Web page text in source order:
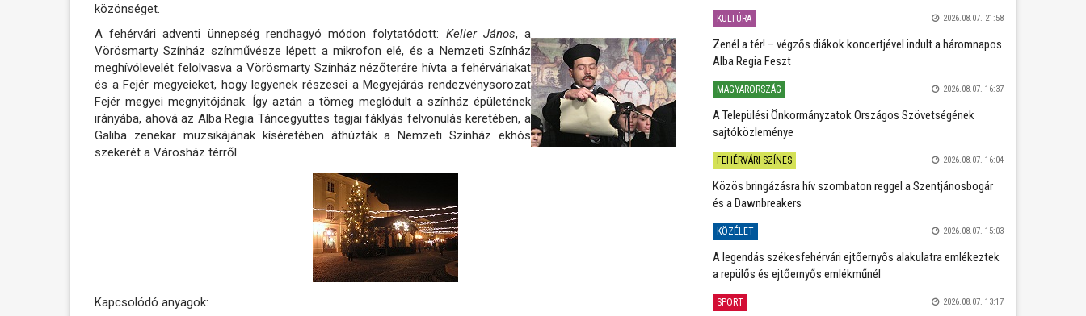
közönséget.
A fehérvári adventi ünnepség rendhagyó módon folytatódott: Keller János, a
Vörösmarty Színház színművésze lépett a mikrofon elé, és a Nemzeti Színház
meghívólevelét felolvasva a Vörösmarty Színház nézőterére hívta a fehérváriakat
és a Fejér megyeieket, hogy legyenek részesei a Megyejárás rendezvénysorozat
Fejér megyei megnyitójának. Így aztán a tömeg meglódult a színház épületének
irányába, ahová az Alba Regia Táncegyüttes tagjai fáklyás felvonulás keretében, a
Galiba zenekar muzsikájának kíséretében áthúzták a Nemzeti Színház ekhós
szekerét a Városház térről.
Kapcsolódó anyagok:
KULTÚRA 2026.08.07. 21:58
Zenél a tér! – végzős diákok koncertjével indult a háromnapos
Alba Regia Feszt
MAGYARORSZÁG 2026.08.07. 16:37
A Települési Önkormányzatok Országos Szövetségének
sajtóközleménye
FEHÉRVÁRI SZÍNES 2026.08.07. 16:04
Közös bringázásra hív szombaton reggel a Szentjánosbogár
és a Dawnbreakers
KÖZÉLET 2026.08.07. 15:03
A legendás székesfehérvári ejtőernyős alakulatra emlékeztek
a repülős és ejtőernyős emlékműnél
SPORT 2026.08.07. 13:17